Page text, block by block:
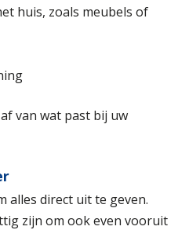
huis, zoals meubels of
van wat past bij uw
alles direct uit te geven.
zijn om ook even vooruit